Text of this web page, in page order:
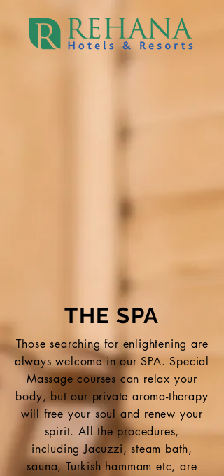
THE SPA
Those searching for enlightening are
always welcome in our SPA. Special
Massage courses can relax your
body, but our private aroma-therapy
will free your soul and renew your
spirit. All the procedures,
including Jacuzzi, steam bath,
sauna, Turkish hammam etc, are